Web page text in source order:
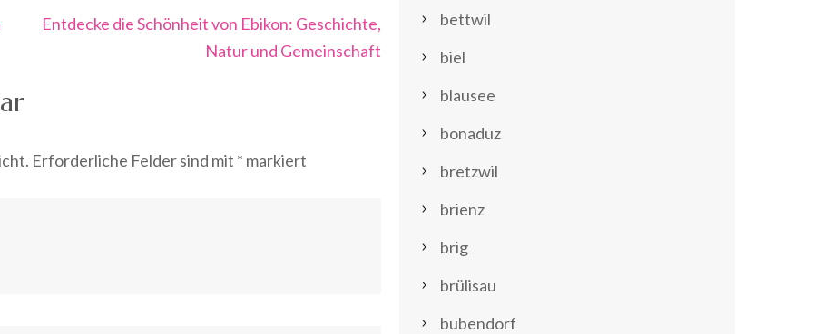
Entdecke die Schönheit von Ebikon: Geschichte,
Natur und Gemeinschaft
Erforderliche Felder sind mit * markiert
bettwil
biel
blausee
bonaduz
bretzwil
brienz
brig
brülisau
bubendorf